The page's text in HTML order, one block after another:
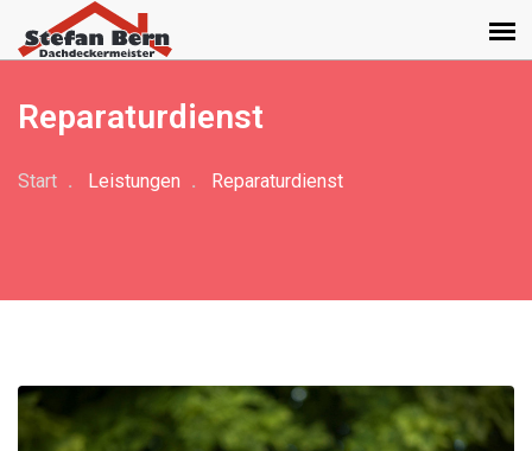
Reparaturdienst
Start Leistungen Reparaturdienst